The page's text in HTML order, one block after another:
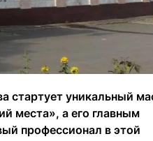
стартует уникальный
места», а его главным
профессионал в этой